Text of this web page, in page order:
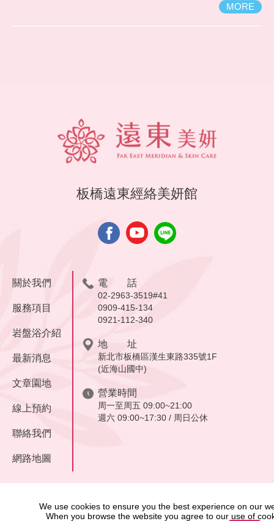
MORE
板橋遠東經絡美妍館
關於我們
服務項目
岩盤浴介紹
最新消息
文章園地
線上預約
聯絡我們
網路地圖
電 話
02-2963-3519#41
0909-415-134
0921-112-340
地 址
新北市板橋區漢生東路335號1F
(近海山國中)
營業時間
周一至周五 09:00~21:00
週六 09:00~17:30 / 周日公休
Copyright 2025 far east meridian & skin care retreat All Rights Reserved.
We use cookies to ensure you the best experience on our
When you browse the website you agree to our use of